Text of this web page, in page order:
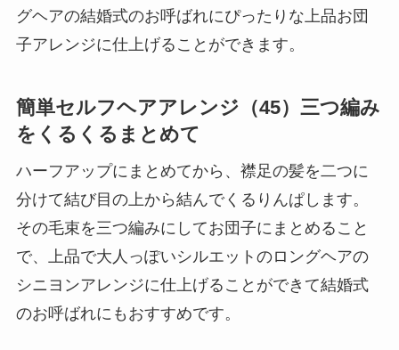
グヘアの結婚式のお呼ばれにぴったりな上品お団
子アレンジに仕上げることができます。
簡単セルフヘアアレンジ（45）三つ編み
をくるくるまとめて
ハーフアップにまとめてから、襟足の髪を二つに
分けて結び目の上から結んでくるりんぱします。
その毛束を三つ編みにしてお団子にまとめること
で、上品で大人っぽいシルエットのロングヘアの
シニヨンアレンジに仕上げることができて結婚式
のお呼ばれにもおすすめです。